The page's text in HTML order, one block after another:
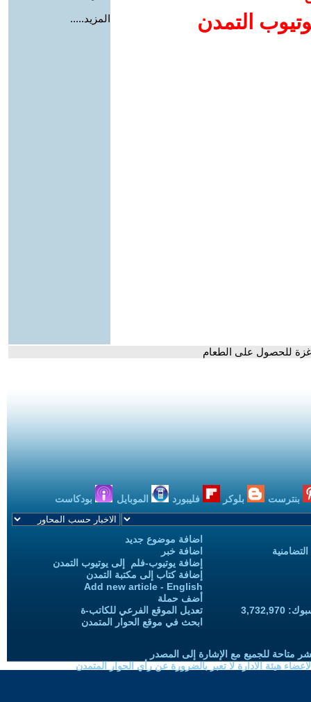
التمدن
المزيد.....
للحصول على الطعام
بنترست بلوكر فليبورد الموبايل بودكاست
اضافة موضوع جديد
اضافة خبر
إضافة يوتيوب-فلم إلى يوتيوب التمدن
إضافة كتاب إلى مكتبة التمدن
Add new article - English
أضف حملة
تعديل الموقع الفرعي للكاتب-ة
ابحث في موقع الحوار المتمدن
متاحة للجميع مع الإشارة إلى المصدر
هيئة الادارة لا تعبر بالضرورة عن رأي الحوار المتمدن